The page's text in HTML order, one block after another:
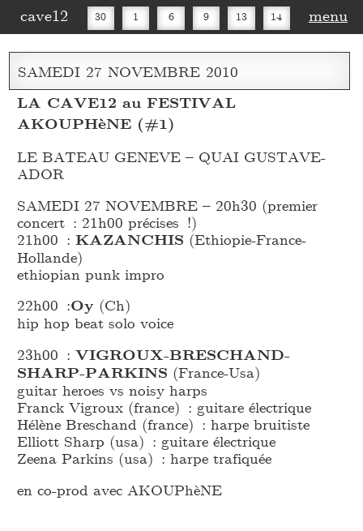
cave12 30 1 6 9 13 14
16 20 27 30
menu
SAMEDI 27 NOVEMBRE 2010
LA CAVE12 au FESTIVAL
AKOUPHèNE (#1)
LE BATEAU GENEVE – QUAI GUSTAVE-
ADOR
SAMEDI 27 NOVEMBRE – 20h30 (premier
concert : 21h00 précises !)
21h00 :KAZANCHIS (Ethiopie-France-
Hollande)
ethiopian punk impro
22h00 :Oy (Ch)
hip hop beat solo voice
23h00 :VIGROUX-BRESCHAND-
SHARP-PARKINS (France-Usa)
guitar heroes vs noisy harps
Franck Vigroux (france) : guitare électrique
Hélène Breschand (france) : harpe bruitiste
Elliott Sharp (usa) : guitare électrique
Zeena Parkins (usa) : harpe trafiquée
en co-prod avec AKOUPhèNE